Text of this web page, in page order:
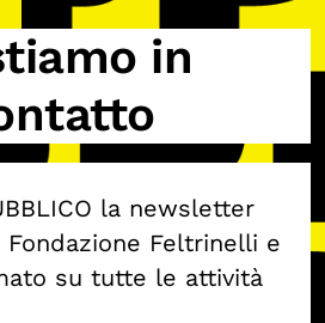
Program
in
la newsletter
Feltrinelli e
su tutte le attività